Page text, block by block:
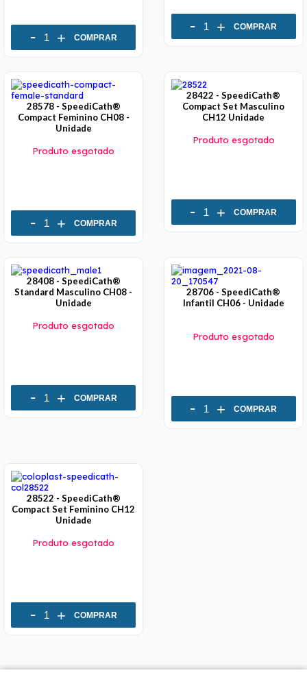
- + COMPRAR
- + COMPRAR
28578 - SpeediCath®
Compact Feminino CH08 -
Unidade
Produto esgotado
- + COMPRAR
28422 - SpeediCath®
Compact Set Masculino
CH12 Unidade
Produto esgotado
- + COMPRAR
28408 - SpeediCath®
Standard Masculino CH08 -
Unidade
Produto esgotado
- + COMPRAR
28706 - SpeediCath®
Infantil CH06 - Unidade
Produto esgotado
- + COMPRAR
28522 - SpeediCath®
Compact Set Feminino CH12
Unidade
Produto esgotado
- + COMPRAR